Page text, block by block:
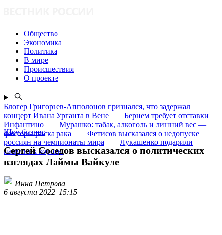
Общество
Экономика
Политика
В мире
Происшествия
О проекте
Блогер Григорьев-Апполонов признался, что задержал
концерт Ивана Урганта в Вене
Бернем требует отставки
Инфантино
Мурашко: табак, алкоголь и лишний вес —
факторы риска рака
Фетисов высказался о недопуске
россиян на чемпионаты мира
Лукашенко подарили
памятник коровы
Шоу-бизнес
Сергей Соседов высказался о политических
взглядах Лаймы Вайкуле
Инна Петрова
6 августа 2022, 15:15